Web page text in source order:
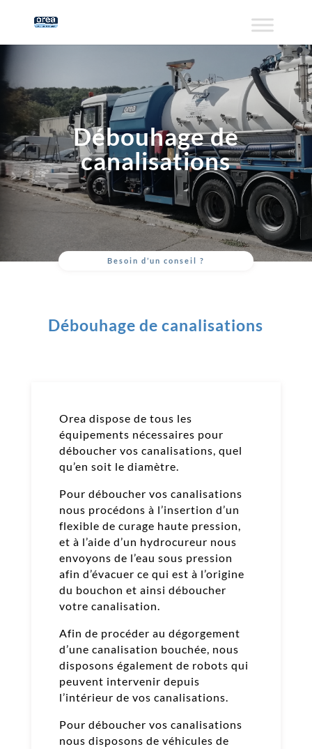
Débouhage de
canalisations
Besoin d’un conseil ?
Débouhage de canalisations
Orea dispose de tous les
équipements nécessaires pour
déboucher vos canalisations, quel
qu’en soit le diamètre.
Pour déboucher vos canalisations
nous procédons à l’insertion d’un
flexible de curage haute pression,
et à l’aide d’un hydrocureur nous
envoyons de l’eau sous pression
afin d’évacuer ce qui est à l’origine
du bouchon et ainsi déboucher
votre canalisation.
Afin de procéder au dégorgement
d’une canalisation bouchée, nous
disposons également de robots qui
peuvent intervenir depuis
l’intérieur de vos canalisations.
Pour déboucher vos canalisations
nous disposons de véhicules de